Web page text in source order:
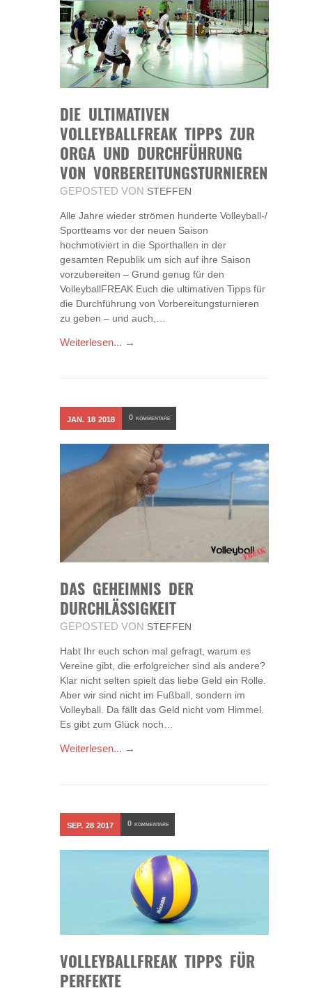
DIE ULTIMATIVEN
VOLLEYBALLFREAK TIPPS ZUR
ORGA UND DURCHFÜHRUNG
VON VORBEREITUNGSTURNIEREN
GEPOSTED VON STEFFEN
Alle Jahre wieder strömen hunderte Volleyball-/
Sportteams vor der neuen Saison
hochmotiviert in die Sporthallen in der
gesamten Republik um sich auf ihre Saison
vorzubereiten – Grund genug für den
VolleyballFREAK Euch die ultimativen Tipps für
die Durchführung von Vorbereitungsturnieren
zu geben – und auch,…
Weiterlesen... →
JAN. 18 2018 0 KOMMENTARE
DAS GEHEIMNIS DER
DURCHLÄSSIGKEIT
GEPOSTED VON STEFFEN
Habt Ihr euch schon mal gefragt, warum es
Vereine gibt, die erfolgreicher sind als andere?
Klar nicht selten spielt das liebe Geld ein Rolle.
Aber wir sind nicht im Fußball, sondern im
Volleyball. Da fällt das Geld nicht vom Himmel.
Es gibt zum Glück noch…
Weiterlesen... →
SEP. 28 2017 0 KOMMENTARE
VOLLEYBALLFREAK TIPPS FÜR
PERFEKTE